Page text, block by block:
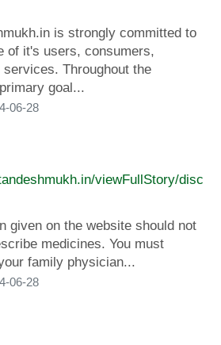
is strongly committed to
of it's users, consumers,
services. Throughout the
goal...
06-28
viewFullStory/disc
given on the website should not
medicines. You must
family physician...
06-28